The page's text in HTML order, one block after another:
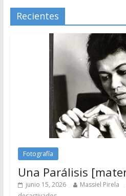
Recientes
Fotografía
Una Parálisis
junio 15, 2026 Massiel Pirela